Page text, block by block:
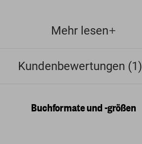
Mehr lesen
Kundenbewertungen (1)
Buchformate und -größen